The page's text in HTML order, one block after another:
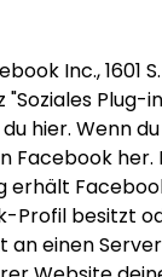
Inc., 1601
Plug-
hier. Wenn
her.
erhält
Profil besitzt
einen